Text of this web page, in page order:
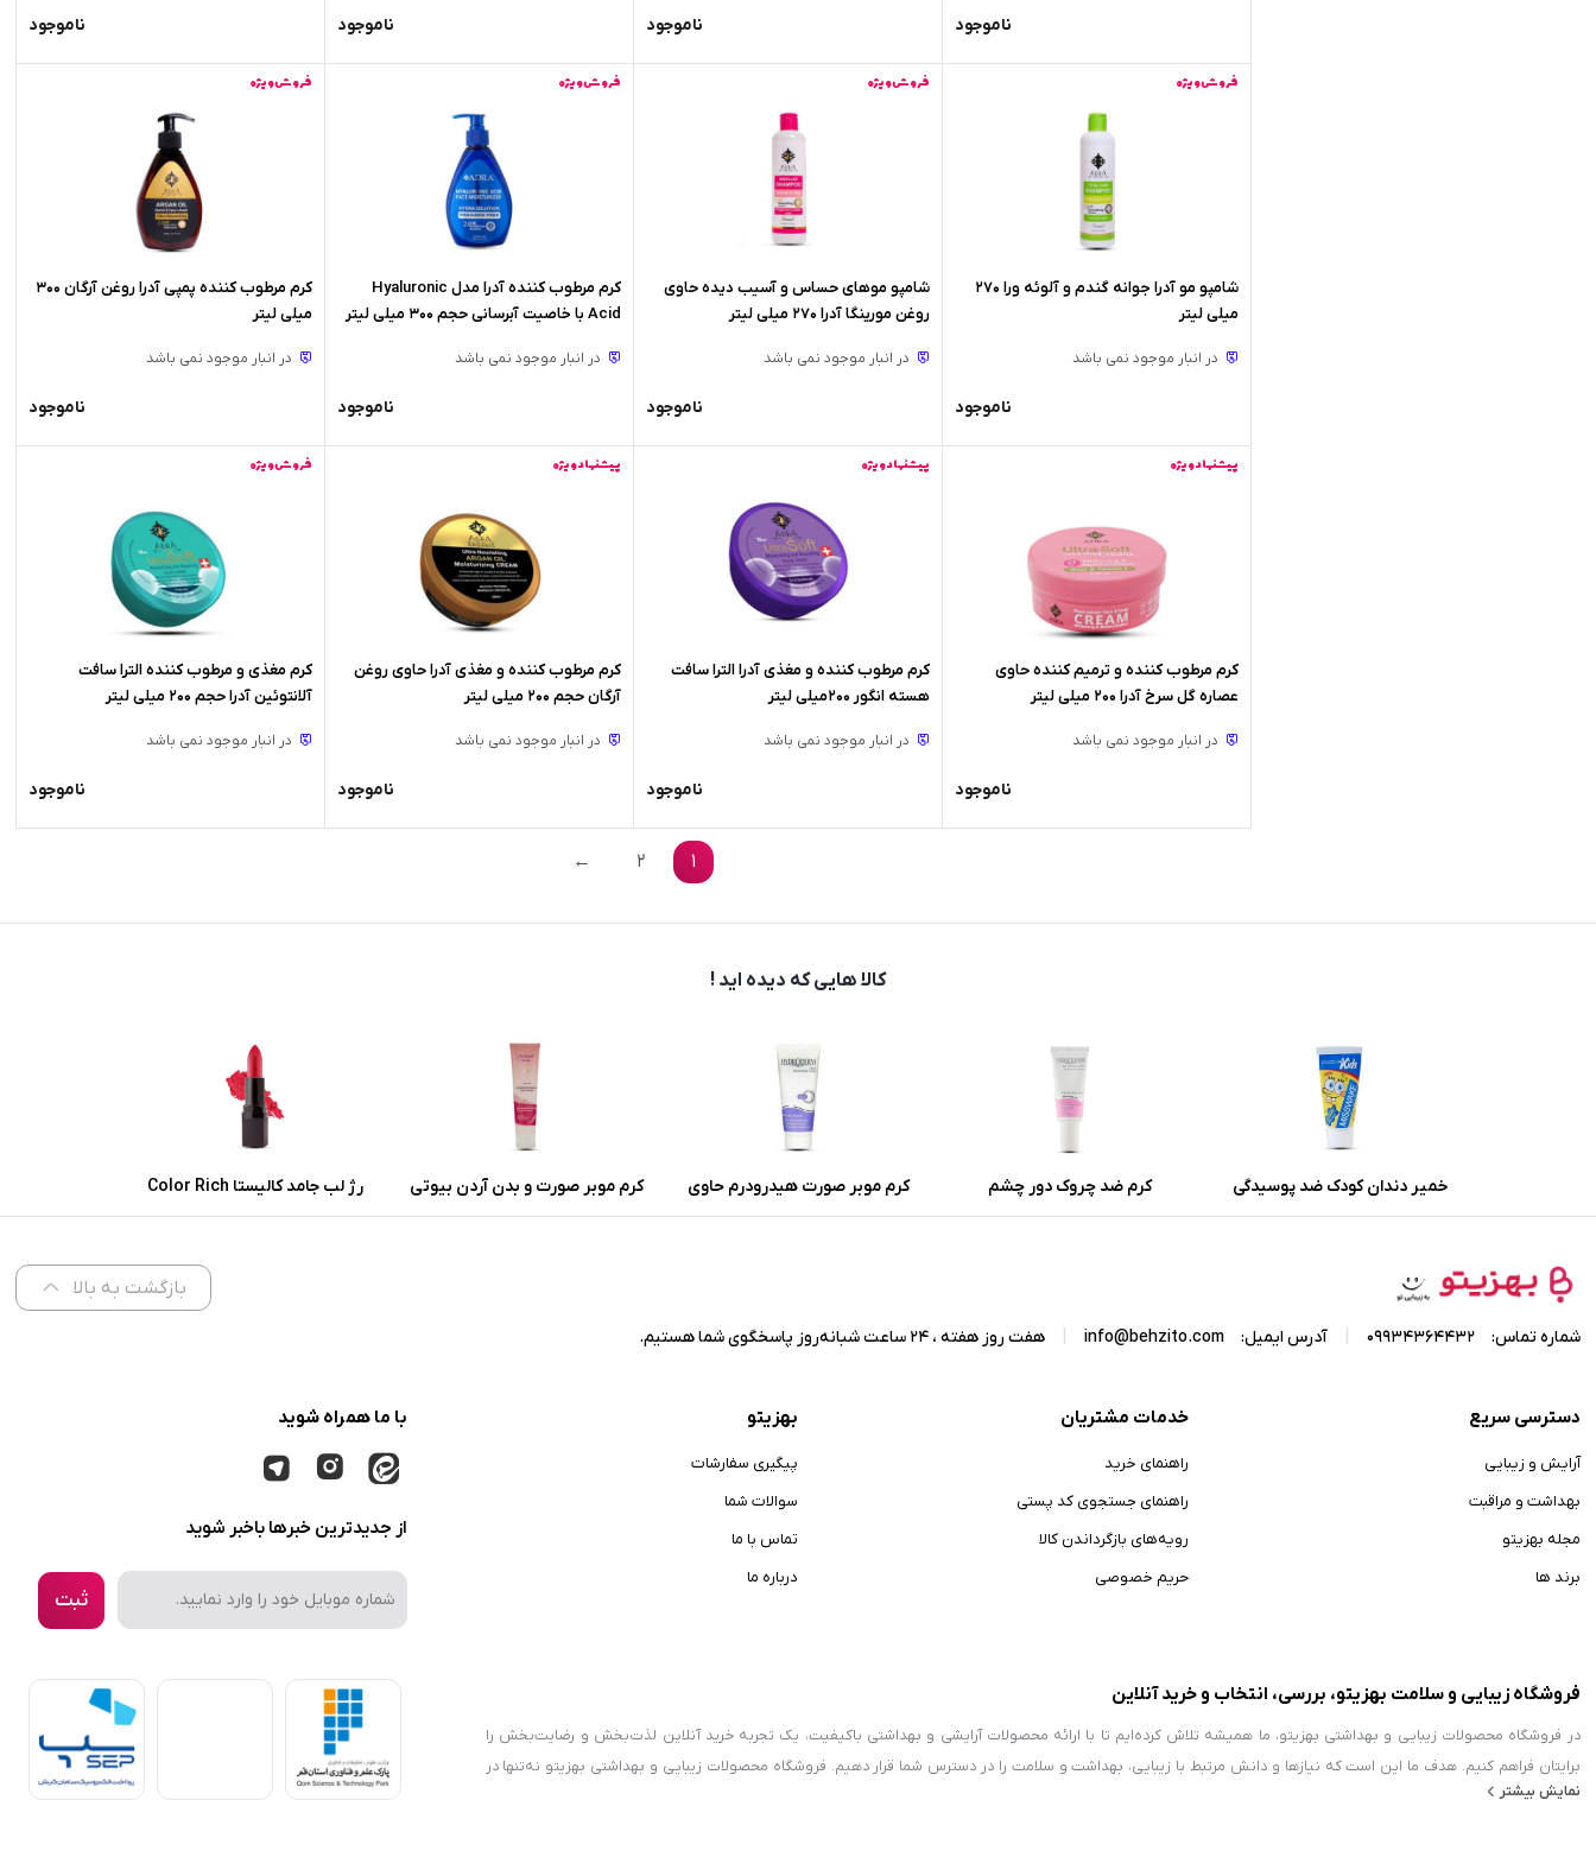
ناموجود ناموجود ناموجود ناموجود
فروش ویژه
شامپو مو آدرا جوانه گندم و آلوئه ورا 270
میلی لیتر
در انبار موجود نمی باشد
ناموجود
فروش ویژه
شامپو موهای حساس و آسیب دیده حاوی
روغن مورینگا آدرا 270 میلی لیتر
در انبار موجود نمی باشد
ناموجود
فروش ویژه
کرم مرطوب کننده آدرا مدل Hyaluronic
Acid با خاصیت آبرسانی حجم 300 میلی لیتر
در انبار موجود نمی باشد
ناموجود
فروش ویژه
کرم مرطوب کننده پمپی آدرا روغن آرگان 300
میلی لیتر
در انبار موجود نمی باشد
ناموجود
پیشنهاد ویژه
کرم مرطوب کننده و ترمیم کننده حاوی
عصاره گل سرخ آدرا 200 میلی لیتر
در انبار موجود نمی باشد
ناموجود
پیشنهاد ویژه
کرم مرطوب کننده و مغذی آدرا الترا سافت
هسته انگور 200میلی لیتر
در انبار موجود نمی باشد
ناموجود
پیشنهاد ویژه
کرم مرطوب کننده و مغذی آدرا حاوی روغن
آرگان حجم 200 میلی لیتر
در انبار موجود نمی باشد
ناموجود
فروش ویژه
کرم مغذی و مرطوب کننده الترا سافت
آلانتوئین آدرا حجم 200 میلی لیتر
در انبار موجود نمی باشد
ناموجود
1
2
←
کالا هایی که دیده اید !
خمیر دندان کودک ضد پوسیدگی
میسویک باطعم موز و بلوبری
کرم ضد چروک دور چشم
هیدرودرم با خاصیت آنتی
کرم موبر صورت هیدرودرم حاوی
آلوئه ورا و گلیسیرین وزن 40 گرم
کرم موبر صورت و بدن آردن بیوتی
مدل سافت لاین پوست معمولی و
رژ لب جامد کالیستا Color Rich
شماره L57
بازگشت به بالا
شماره تماس: 09934364432 آدرس ایمیل: info@behzito.com هفت روز هفته ، 24 ساعت شبانه‌روز پاسخگوی شما هستیم.
دسترسی سریع
آرایش و زیبایی
بهداشت و مراقبت
مجله بهزیتو
برند ها
خدمات مشتریان
راهنمای خرید
راهنمای جستجوی کد پستی
رویه‌های بازگرداندن کالا
حریم خصوصی
بهزیتو
پیگیری سفارشات
سوالات شما
تماس با ما
درباره ما
با ما همراه شوید
از جدیدترین خبرها باخبر شوید
ثبت
فروشگاه زیبایی و سلامت بهزیتو، بررسی، انتخاب و خرید آنلاین
در فروشگاه محصولات زیبایی و بهداشتی بهزیتو، ما همیشه تلاش کرده‌ایم تا با ارائه محصولات آرایشی و بهداشتی باکیفیت، یک تجربه خرید آنلاین لذت‌بخش و رضایت‌بخش را
برایتان فراهم کنیم. هدف ما این است که نیازها و دانش مرتبط با زیبایی، بهداشت و سلامت را در دسترس شما قرار دهیم. فروشگاه محصولات زیبایی و بهداشتی بهزیتو نه‌تنها در
زمینه محصولات آرایشی و بهداشتی فعالیت می‌کند، بلکه با معرفی محصولات حوزه سلامت و محصولات ارگانیک، سعی دارد فرهنگ استفاده از کالاهای سالم و طبیعی را در سبد
نمایش بیشتر